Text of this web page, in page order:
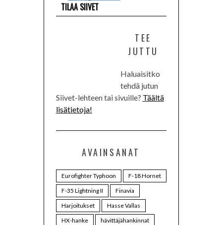
TILAA SIIVET
TEE
JUTTU
Haluaisitko
tehdä jutun
Siivet-lehteen tai sivuille? Täältä
lisätietoja!
AVAINSANAT
Eurofighter Typhoon
F-18 Hornet
F-35 Lightning II
Finavia
Harjoitukset
Hasse Vallas
HX-hanke
hävittäjähankinnat